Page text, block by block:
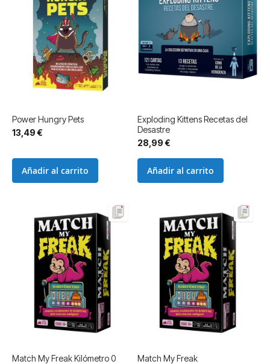
Power Hungry Pets
13,49 €
Añadir al carrito
Exploding Kittens Recetas del
Desastre
28,99 €
Añadir al carrito
Match My Freak Kilómetro 0
Match My Freak